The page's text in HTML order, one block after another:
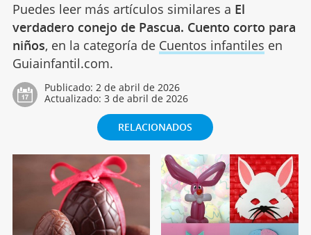
Puedes leer más artículos similares a El
verdadero conejo de Pascua. Cuento corto para
niños, en la categoría de Cuentos infantiles en
Guiainfantil.com.
Publicado: 2 de abril de 2026
Actualizado: 3 de abril de 2026
RELACIONADOS